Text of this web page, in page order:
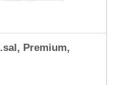
Premium,